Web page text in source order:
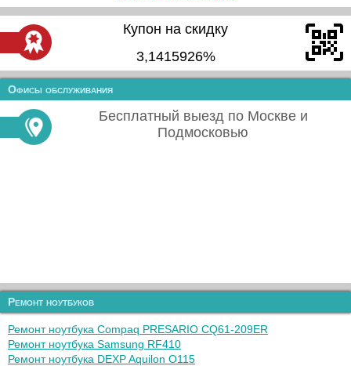
Купон на скидку
3,1415926%
Офисы обслуживания
Бесплатный выезд по Москве и
Подмосковью
Ремонт ноутбуков
Ремонт ноутбука Compaq PRESARIO CQ61-209ER
Ремонт ноутбука Samsung RF410
Ремонт ноутбука DEXP Aquilon O115